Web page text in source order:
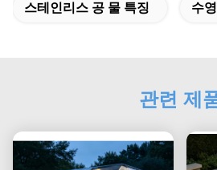
스테인리스 공 물 특징 수
관련 제